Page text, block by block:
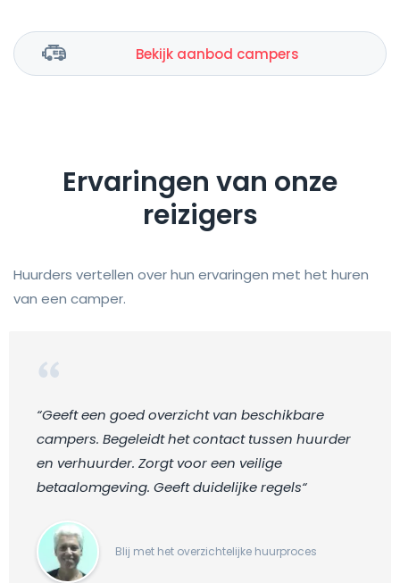
Bekijk aanbod campers
Ervaringen van onze
reizigers
Huurders vertellen over hun ervaringen met het huren
van een camper.
“Geeft een goed overzicht van beschikbare
campers. Begeleidt het contact tussen huurder
en verhuurder. Zorgt voor een veilige
betaalomgeving. Geeft duidelijke regels“
Blij met het overzichtelijke huurproces